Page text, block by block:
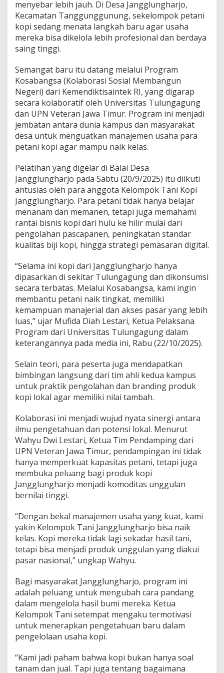
n
U
P
N
e
r
a
n
a
t
i
m
n
g
k
r
a
k
K
o
p
J
a
n
g
g
l
u
n
g
h
r
o
J
a
i
o
m
o
d
i
t
a
e
r
n
i
l
T
i
n
g
g
i
menyebar lebih jauh. Di Desa Jangglungharjo,
Kecamatan Tanggunggunung, sekelompok petani
kopi sedang menata langkah baru agar usaha
mereka bisa dikelola lebih profesional dan berdaya
saing tinggi.
Semangat baru itu datang melalui Program
Kosabangsa (Kolaborasi Sosial Membangun
Negeri) dari Kemendiktisaintek RI, yang digarap
secara kolaboratif oleh Universitas Tulungagung
dan UPN Veteran Jawa Timur. Program ini menjadi
jembatan antara dunia kampus dan masyarakat
desa untuk menguatkan manajemen usaha para
petani kopi agar mampu naik kelas.
Pelatihan yang digelar di Balai Desa
Jangglungharjo pada Sabtu (20/9/2025) itu diikuti
antusias oleh para anggota Kelompok Tani Kopi
Jangglungharjo. Para petani tidak hanya belajar
menanam dan memanen, tetapi juga memahami
rantai bisnis kopi dari hulu ke hilir mulai dari
pengolahan pascapanen, peningkatan standar
kualitas biji kopi, hingga strategi pemasaran digital.
“Selama ini kopi dari Jangglungharjo hanya
dipasarkan di sekitar Tulungagung dan dikonsumsi
secara terbatas. Melalui Kosabangsa, kami ingin
membantu petani naik tingkat, memiliki
kemampuan manajerial dan akses pasar yang lebih
luas,” ujar Mufida Diah Lestari, Ketua Pelaksana
Program dari Universitas Tulungagung dalam
keterangannya pada media ini, Rabu (22/10/2025).
Selain teori, para peserta juga mendapatkan
bimbingan langsung dari tim ahli kedua kampus
untuk praktik pengolahan dan branding produk
kopi lokal agar memiliki nilai tambah.
Kolaborasi ini menjadi wujud nyata sinergi antara
ilmu pengetahuan dan potensi lokal. Menurut
Wahyu Dwi Lestari, Ketua Tim Pendamping dari
UPN Veteran Jawa Timur, pendampingan ini tidak
hanya memperkuat kapasitas petani, tetapi juga
membuka peluang bagi produk kopi
Jangglungharjo menjadi komoditas unggulan
bernilai tinggi.
“Dengan bekal manajemen usaha yang kuat, kami
yakin Kelompok Tani Jangglungharjo bisa naik
kelas. Kopi mereka tidak lagi sekadar hasil tani,
tetapi bisa menjadi produk unggulan yang diakui
pasar nasional,” ungkap Wahyu.
Bagi masyarakat Jangglungharjo, program ini
adalah peluang untuk mengubah cara pandang
dalam mengelola hasil bumi mereka. Ketua
Kelompok Tani setempat mengaku termotivasi
untuk menerapkan pengetahuan baru dalam
pengelolaan usaha kopi.
“Kami jadi paham bahwa kopi bukan hanya soal
tanam dan jual. Tapi juga tentang bagaimana